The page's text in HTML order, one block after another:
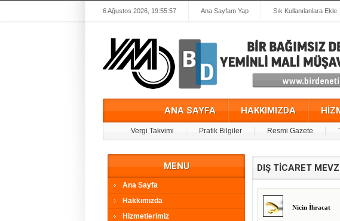
6 Ağustos 2026, 19:55:57 Ana Sayfam Yap Sık Kullanılanlara Ekle
ANA SAYFA HAKKIMIZDA
Vergi Takvimi Pratik Bilgiler Resmi Gazete
MENU
Ana Sayfa
Hakkımızda
Hizmetlerimiz
DIŞ TİCARET
Nicin İhracat